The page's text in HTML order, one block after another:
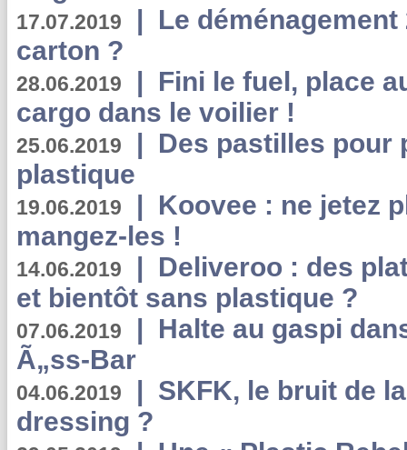
17.07.2019 | Le
carton ?
28.06.2019 | Fini le fuel, place
cargo dans le voilier !
25.06.2019 | Des pastilles pour
plastique
19.06.2019 | Koovee : ne jetez
mangez-les !
14.06.2019 | Deliveroo : des
et bientôt sans plastique ?
07.06.2019 | Halte au gaspi
Ã„ss-Bar
04.06.2019 | SKFK, le bruit de
dressing ?